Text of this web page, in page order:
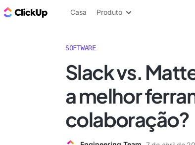
ClickUp Blogue
Casa Produto
SOFTWARE
Slack vs.
a melhor
colaboração?